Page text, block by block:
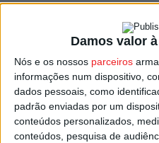
Damos valor
Nós e os nossos parceiros
informações num dispositivo,
dados pessoais, como
padrão enviadas por um
conteúdos personalizados,
conteúdos, pesquisa de
Hélder do Amaral, de 58
como técnico especialista
Infraestruturas e Habitação.
Tem um histórico de 16
em Viseu, vereador na
primeira vez que concorre à